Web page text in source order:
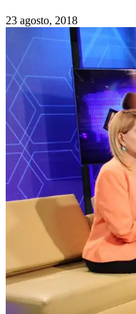
23 agosto, 2018